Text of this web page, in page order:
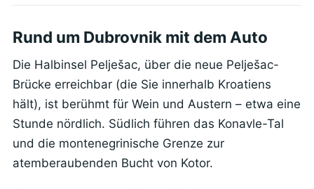
Rund um Dubrovnik mit dem Auto
Die Halbinsel Pelješac, über die neue Pelješac-
Brücke erreichbar (die Sie innerhalb Kroatiens
hält), ist berühmt für Wein und Austern – etwa eine
Stunde nördlich. Südlich führen das Konavle-Tal
und die montenegrinische Grenze zur
atemberaubenden Bucht von Kotor.